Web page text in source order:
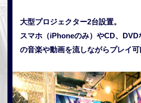
大型プロジェクター2台設置。
スマホ（iPhoneのみ）やCD、DVD
の音楽や動画を流しながらプレイ可